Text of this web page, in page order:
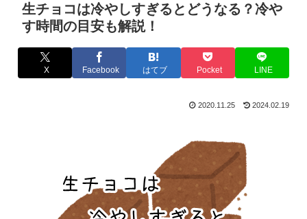
生チョコは冷やしすぎるとどうなる？冷や
す時間の目安も解説！
X Facebook はてブ Pocket LINE
2020.11.25 2024.02.19